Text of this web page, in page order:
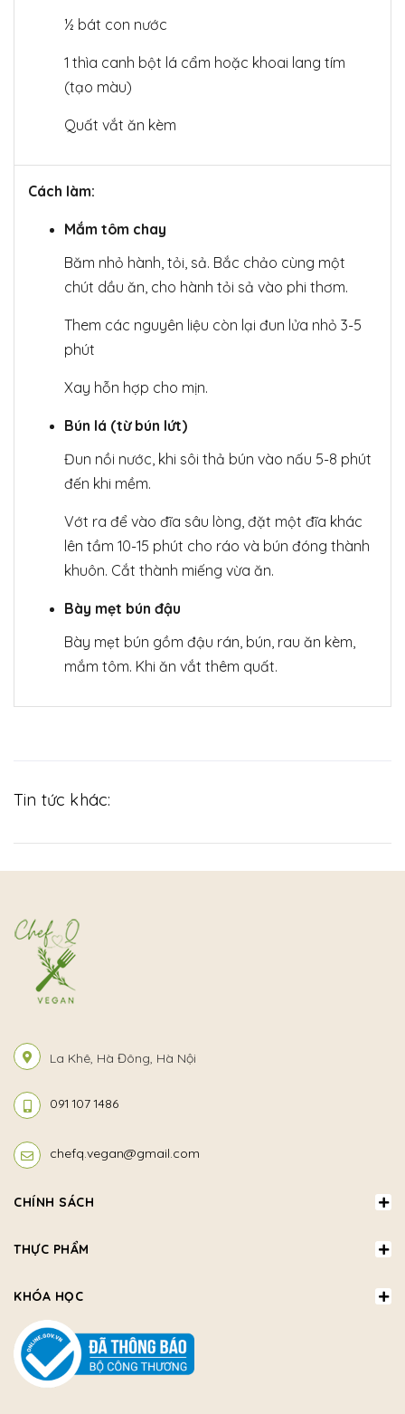
½ bát con nước
1 thìa canh bột lá cẩm hoặc khoai lang tím
(tạo màu)
Quất vắt ăn kèm
Cách làm:
Mắm tôm chay
Băm nhỏ hành, tỏi, sả. Bắc chảo cùng một
chút dầu ăn, cho hành tỏi sả vào phi thơm.
Them các nguyên liệu còn lại đun lửa nhỏ 3-5
phút
Xay hỗn hợp cho mịn.
Bún lá (từ bún lứt)
Đun nồi nước, khi sôi thả bún vào nấu 5-8 phút
đến khi mềm.
Vớt ra để vào đĩa sâu lòng, đặt một đĩa khác
lên tầm 10-15 phút cho ráo và bún đóng thành
khuôn. Cắt thành miếng vừa ăn.
Bày mẹt bún đậu
Bày mẹt bún gồm đậu rán, bún, rau ăn kèm,
mắm tôm. Khi ăn vắt thêm quất.
Tin tức khác:
La Khê, Hà Đông, Hà Nội
091 107 1486
chefq.vegan@gmail.com
CHÍNH SÁCH
THỰC PHẨM
KHÓA HỌC